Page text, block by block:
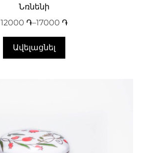
Նռնենի
12000 ֏–17000 ֏
Ավելացնել